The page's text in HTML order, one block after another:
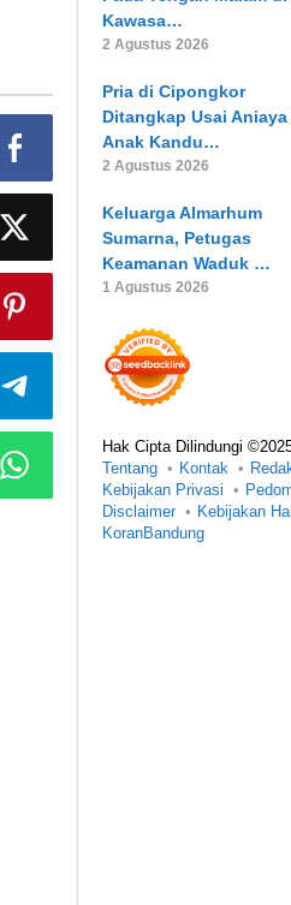
Kawasa…
2 Agustus 2026
Pria di Cipongkor
Ditangkap Usai Aniaya
Anak Kandu…
2 Agustus 2026
Keluarga Almarhum
Sumarna, Petugas
Keamanan Waduk …
1 Agustus 2026
Hak Cipta Dilindungi
Tentang
Kontak
Kebijakan Privasi
Disclaimer
Kebijakan
KoranBandung